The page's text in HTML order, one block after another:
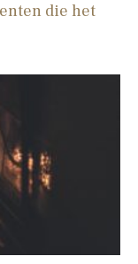
die het